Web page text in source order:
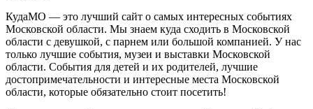
КудаМО — это лучший сайт о самых интересных событиях
Московской области. Мы знаем куда сходить в Московской
области с девушкой, с парнем или большой компанией. У нас
только лучшие события, музеи и выставки Московской
области. События для детей и их родителей, лучшие
достопримечательности и интересные места Московской
области, которые обязательно стоит посетить!